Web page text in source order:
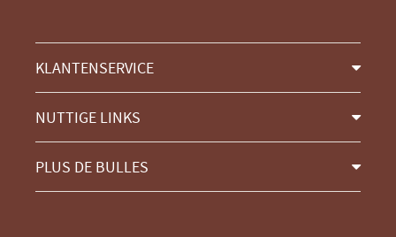
KLANTENSERVICE
NUTTIGE LINKS
PLUS DE BULLES